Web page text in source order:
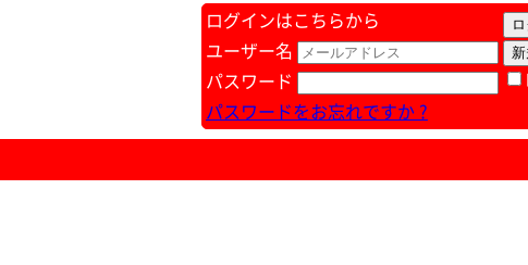
ログインはこちらから
ユーザー名
パスワード
パスワードをお忘れですか ?